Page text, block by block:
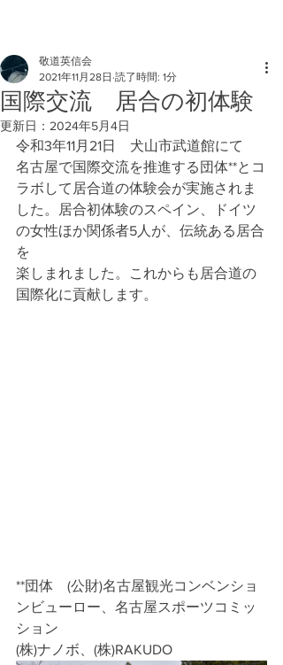
国際交流 居合の初体験
敬道英信会
2021年11月28日 読了時間: 1分
更新日： 2024年5月4日
令和3年11月21日　犬山市武道館にて
名古屋で国際交流を推進する団体**とコ
ラボして居合道の体験会が実施されま
した。居合初体験のスペイン、ドイツ
の女性ほか関係者5人が、伝統ある居合
を
楽しまれました。これからも居合道の
国際化に貢献します。
**団体　(公財)名古屋観光コンベンショ
ンビューロー、名古屋スポーツコミッ
ション
(株)ナノボ、(株)RAKUDO